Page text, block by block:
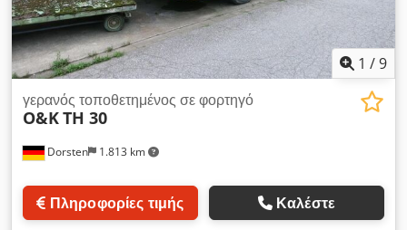
πληροφορίες, επικοινωνήστε με τον Marius Herden.
1 /9
Dorsten 1.813 km
γερανός τοποθετημένος σε φορτηγό
O&KTH 30
Πληροφορίες τιμής Καλέστε